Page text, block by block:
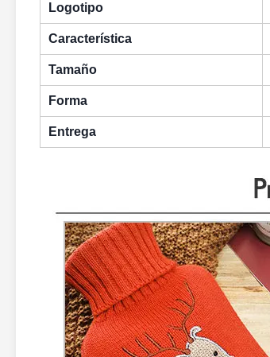
Logotipo
Característica
Tamaño
Forma
Entrega